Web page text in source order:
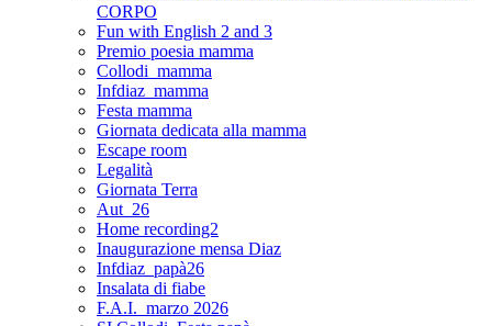
CORPO
Fun with English 2 and 3
Premio poesia mamma
Collodi_mamma
Infdiaz_mamma
Festa mamma
Giornata dedicata alla mamma
Escape room
Legalità
Giornata Terra
Aut_26
Home recording2
Inaugurazione mensa Diaz
Infdiaz_papà26
Insalata di fiabe
F.A.I._marzo 2026